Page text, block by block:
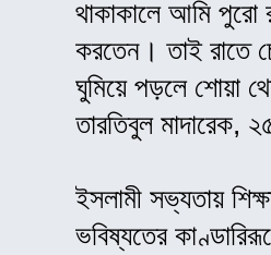
থাকাকালে আমি পুরো
করতেন। তাই রাতে
ঘুমিয়ে পড়লে শোয়া
তারতিবুল মাদারেক,
ইসলামী সভ্যতায়
ভবিষ্যতের